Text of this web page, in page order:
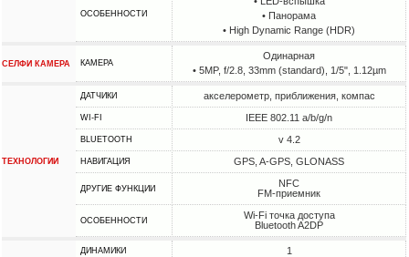
ОСОБЕННОСТИ
• Панорама
• High Dynamic Range (HDR)
СЕЛФИ КАМЕРА КАМЕРА
Одинарная
• 5MP, f/2.8, 33mm (standard), 1/5", 1.12µm
ТЕХНОЛОГИИ
ДАТЧИКИ акселерометр, приближения, компас
WI-FI IEEE 802.11 a/b/g/n
BLUETOOTH v 4.2
НАВИГАЦИЯ GPS, A-GPS, GLONASS
ДРУГИЕ ФУНКЦИИ
NFC
FM-приемник
ОСОБЕННОСТИ
Wi-Fi точка доступа
Bluetooth A2DP
ДИНАМИКИ 1